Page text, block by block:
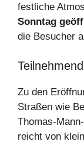
festliche
Sonntag
die Besucher
Zu den
Straßen wie
Thomas-
reicht von